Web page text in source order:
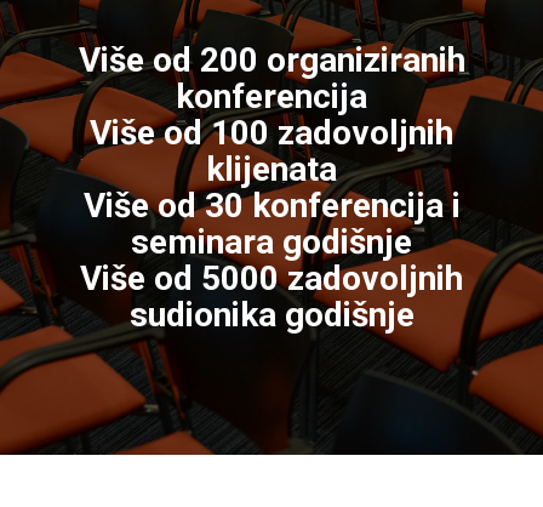
Više od 200 organiziranih
konferencija
Više od 100 zadovoljnih
klijenata
Više od 30 konferencija i
seminara godišnje
Više od 5000 zadovoljnih
sudionika godišnje